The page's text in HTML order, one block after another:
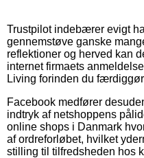
Trustpilot indebærer evigt
gennemstøve ganske
reflektioner og herved kan
internet firmaets
Living forinden du
Facebook medfører
indtryk af netshoppens
online shops i Danmark
af ordreforløbet, hvilket
stilling til tilfredsheden hos